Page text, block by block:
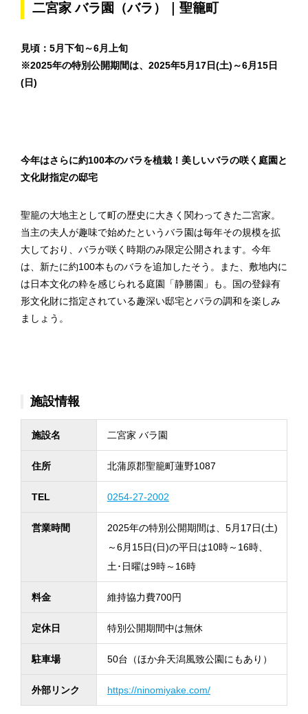
二宮家 バラ園（バラ）｜聖籠町
見頃：5月下旬～6月上旬
※2025年の特別公開期間は、2025年5月17日(土)～6月15日
(日)
今年はさらに約100本のバラを植栽！美しいバラの咲く庭園と
文化財指定の邸宅
聖籠の大地主として町の歴史に大きく関わってきた二宮家。
当主の夫人が趣味で始めたというバラ園は毎年その規模を拡
大しており、バラが咲く時期のみ限定公開されます。今年
は、新たに約100本ものバラを追加したそう。また、敷地内に
は日本文化の粋を感じられる庭園「静勝園」も。国の登録有
形文化財に指定されている趣深い邸宅とバラの調和を楽しみ
ましょう。
施設情報
施設名 二宮家 バラ園
住所 北蒲原郡聖籠町蓮野1087
TEL 0254-27-2002
営業時間
2025年の特別公開期間は、5月17日(土)
～6月15日(日)の平日は10時～16時、
土･日曜は9時～16時
料金 維持協力費700円
定休日 特別公開期間中は無休
駐車場 50台（ほか弁天潟風致公園にもあり）
外部リンク https://ninomiyake.com/